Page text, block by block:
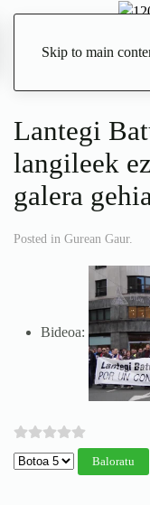
Skip to main
Lantegi
langileek
galera
Posted in Gurean Gaur.
Bideoa:
Mesedez, Baloratu